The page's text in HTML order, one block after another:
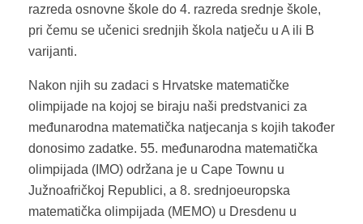
razreda osnovne škole do 4. razreda srednje škole,
pri čemu se učenici srednjih škola natječu u A ili B
varijanti.
Nakon njih su zadaci s Hrvatske matematičke
olimpijade na kojoj se biraju naši predstvanici za
međunarodna matematička natjecanja s kojih također
donosimo zadatke. 55. međunarodna matematička
olimpijada (IMO) održana je u Cape Townu u
Južnoafričkoj Republici, a 8. srednjoeuropska
matematička olimpijada (MEMO) u Dresdenu u